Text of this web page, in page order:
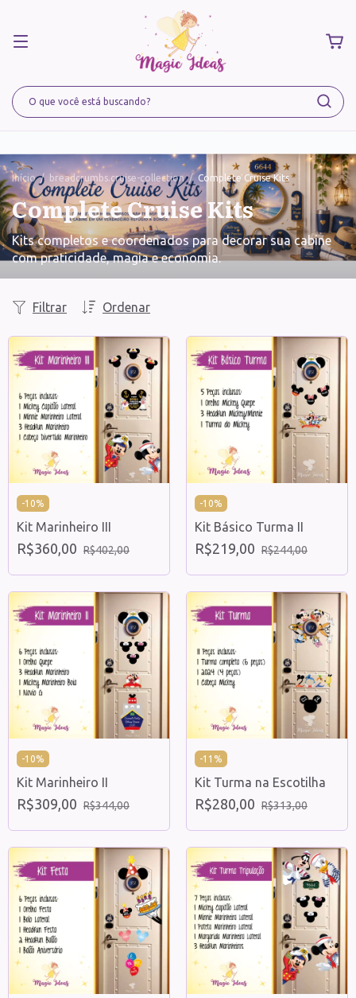
Início / breadcrumbs.cruise-collection / Complete Cruise Kits
Complete Cruise Kits
Kits completos e coordenados para decorar sua cabine
com praticidade, magia e economia.
Ordenar
Filtrar
-10%
Kit Marinheiro III
R$360,00 R$402,00
-10%
Kit Básico Turma II
R$219,00 R$244,00
-10%
Kit Marinheiro II
R$309,00 R$344,00
-11 %
Kit Turma na Escotilha
R$280,00 R$313,00